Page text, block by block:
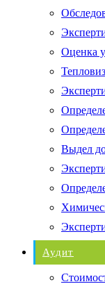
Оценка
Выдел
Аудит